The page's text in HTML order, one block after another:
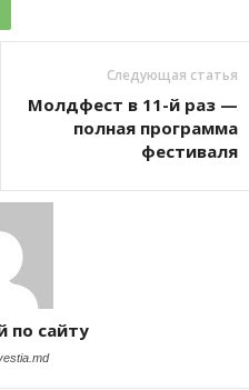
Следующая статья
Молдфест в 11-й раз —
полная программа
фестиваля
по сайту